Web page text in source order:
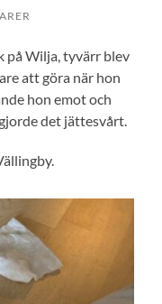
på Wilja, tyvärr blev
att göra när hon
hon emot och
det jättesvårt.